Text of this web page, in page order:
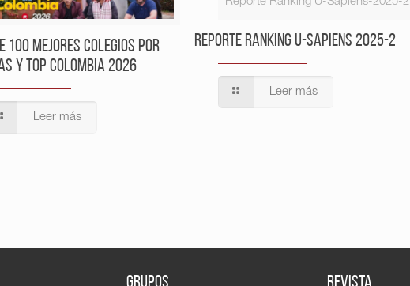
100 Mejores Colegios por
y Top Colombia 2026
Leer más
Reporte Ranking U-Sapiens 2025-2
Leer más